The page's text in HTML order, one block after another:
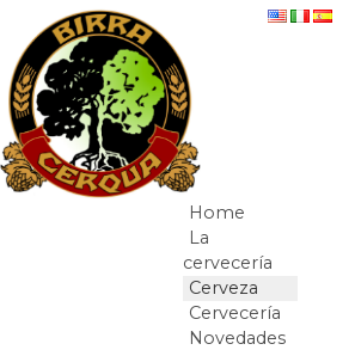
Saltar al contenido
Navegación
Home
La
cervecería
Cerveza
Cervecería
Novedades